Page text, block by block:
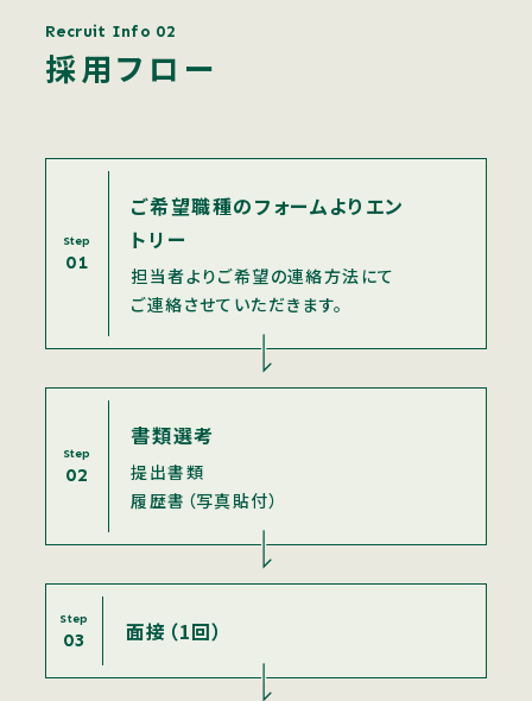
Recruit Info 02
採用フロー
Step
01
ご希望職種のフォームよりエン
トリー
担当者よりご希望の連絡方法にて
ご連絡させていただきます。
Step
02
書類選考
提出書類
履歴書（写真貼付）
Step
03 面接（1回）